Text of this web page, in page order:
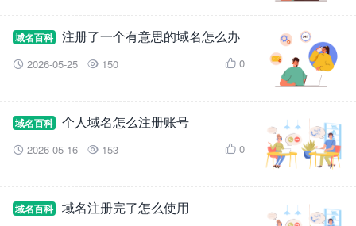
域名百科 注册了一个有意思的域名怎么办
 2026-05-25  150  0
域名百科 个人域名怎么注册账号
 2026-05-16  153  0
域名百科 域名注册完了怎么使用